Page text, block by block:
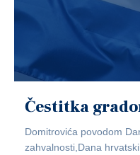
Čestitka
Domitrovića povodom
zahvalnosti,Dana